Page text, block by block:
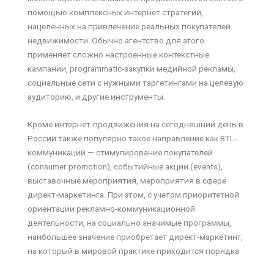
помощью комплексных интернет стратегий,
нацеленных на привлечение реальных покупателей
недвижимости. Обычно агентство для этого
применяет сложно настроенные контекстные
кампании, programmatic-закупки медийной рекламы,
социальные сети с нужными таргетингами на целевую
аудиторию, и другие инструменты.
Кроме интернет-продвижения на сегодняшний день в
России также популярно такое направление как BTL-
коммуникаций — стимулирование покупателей
(consumer promotion), событийные акции (events),
выставочные мероприятия, мероприятия в сфере
директ-маркетинга. При этом, с учетом приоритетной
ориентации рекламно-коммуникационной
деятельности, на социально значимые программы,
наибольшее значение приобретает директ-маркетинг,
на который в мировой практике приходится порядка